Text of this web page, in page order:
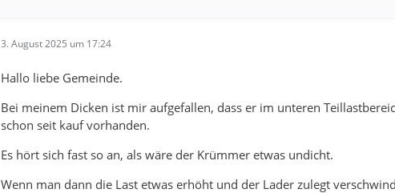
3. August 2025 um 17:24
Hallo liebe Gemeinde.
Bei meinem Dicken ist mir aufgefallen, dass er im unteren
schon seit kauf vorhanden.
Es hört sich fast so an, als wäre der Krümmer etwas undicht.
Wenn man dann die Last etwas erhöht und der Lader zulegt